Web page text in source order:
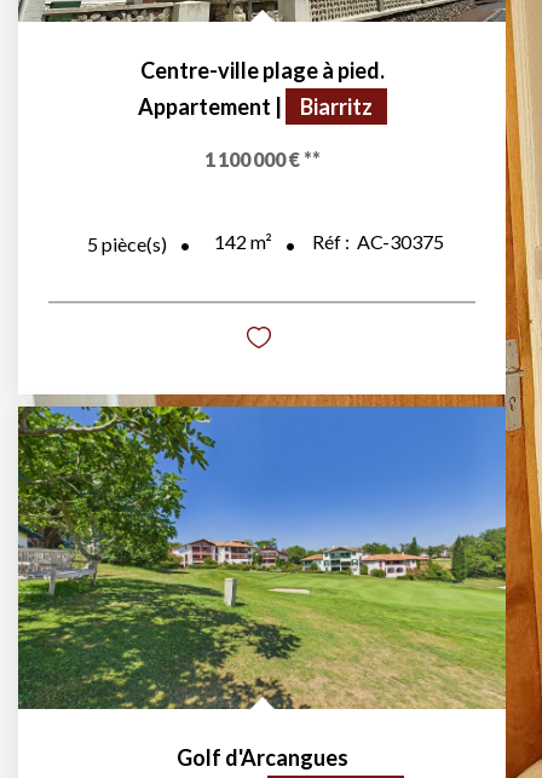
Centre-ville plage à pied.
Appartement
Biarritz
1 100 000 €**
5pièce(s) 142 m² Réf : AC-30375
Golf d'Arcangues